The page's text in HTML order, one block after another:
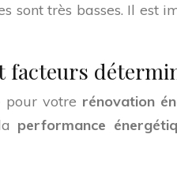
sont très basses. Il est
facteurs
pour votre rénovation
performance